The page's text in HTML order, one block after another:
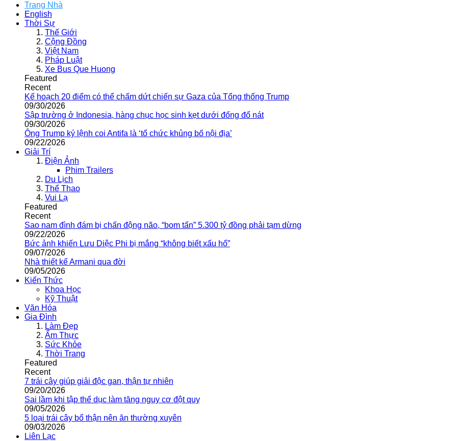
Trang Nhà
English
Thời Sự
Thế Giới
Cộng Đồng
Việt Nam
Pháp Luật
Xe Bus Que Huong
Featured
Recent
Kế hoạch 20 điểm có thể chấm dứt chiến sự Gaza của Tổng thống Trump
09/30/2026
Sập trường ở Indonesia, hàng chục học sinh kẹt dưới đống đổ nát
09/30/2026
Ông Trump ký lệnh coi Antifa là ‘tổ chức khủng bố nội địa’
09/22/2026
Giải Trí
Điện Ảnh
Phim Trailers
Du Lịch
Thể Thao
Vui Lạ
Featured
Recent
Sao nam đình đám bị chấn động não, “bom tấn” 5.300 tỷ đồng phải tạm dừng
09/22/2026
Bức ảnh khiến Lưu Diệc Phi bị mắng “không biết xấu hổ”
09/07/2026
Nhà thiết kế Armani qua đời
09/05/2026
Kiến Thức
Khoa Học
Kỹ Thuật
Văn Hóa
Gia Đình
Làm Đẹp
Ẩm Thực
Sức Khỏe
Thời Trang
Featured
Recent
7 trái cây giúp giải độc gan, thận tự nhiên
09/20/2026
Sai lầm khi tập thể dục làm tăng nguy cơ đột quỵ
09/05/2026
5 loại trái cây bổ thận nên ăn thường xuyên
09/03/2026
Liên Lạc